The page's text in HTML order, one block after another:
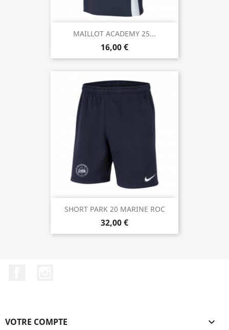
MAILLOT ACADEMY 25...
16,00 €
SHORT PARK 20 MARINE ROC
32,00 €
VOTRE COMPTE 